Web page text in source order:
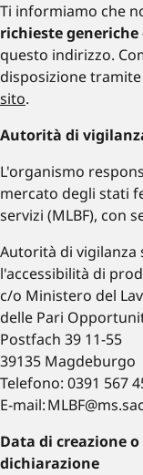
Ti informiamo che
richieste
questo indirizzo.
disposizione
sito.
Autorità di
L'organismo
mercato degli stati
servizi (MLBF), con
Autorità di
l'accessibilità di
c/o Ministero del
delle Pari
Postfach 39 11-55
39135 Magdeburgo
Telefono: 0391 567
E-mail:
Data di creazione
dichiarazione